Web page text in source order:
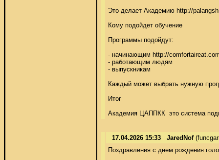
Это делает Академию http://
Кому подойдет обучение
Программы подойдут:
- начинающим http://
- работающим людям
- выпускникам
Каждый может выбрать нужную
Итог
Академия ЦАППКК  это система
17.04.2026 15:33 JaredNof
Поздравления с днем рождения